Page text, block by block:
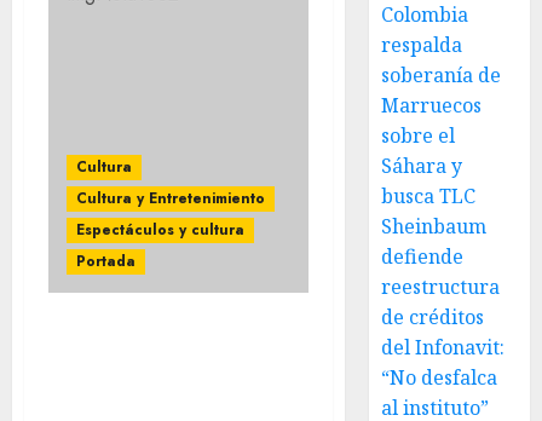
Cultura
Cultura y Entretenimiento
Espectáculos y cultura
Portada
Colombia
respalda
soberanía de
Marruecos
sobre el
Sáhara y
busca TLC
Sheinbaum
defiende
reestructura
de créditos
del Infonavit:
“No desfalca
al instituto”